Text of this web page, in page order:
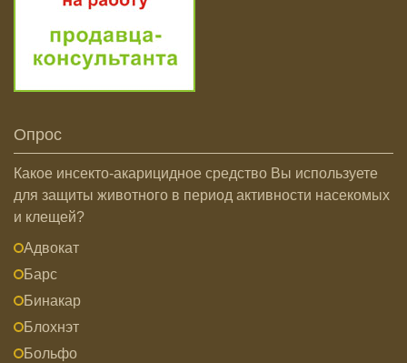
Опрос
Какое инсекто-акарицидное средство Вы используете
для защиты животного в период активности насекомых
и клещей?
Адвокат
Барс
Бинакар
Блохнэт
Больфо